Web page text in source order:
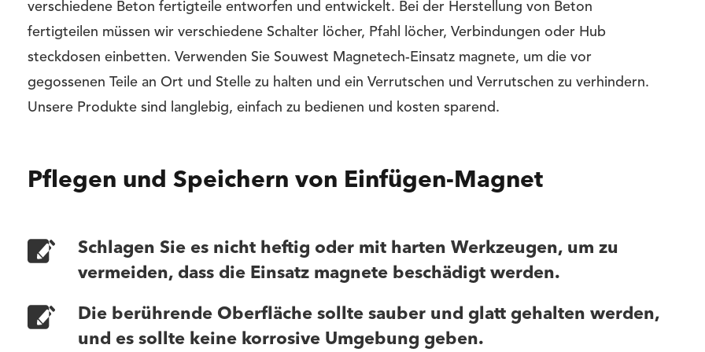
verschiedene Beton fertigteile entworfen und entwickelt. Bei der Herstellung von Beton
fertigteilen müssen wir verschiedene Schalter löcher, Pfahl löcher, Verbindungen oder Hub
steckdosen einbetten. Verwenden Sie Souwest Magnetech-Einsatz magnete, um die vor
gegossenen Teile an Ort und Stelle zu halten und ein Verrutschen und Verrutschen zu verhindern.
Unsere Produkte sind langlebig, einfach zu bedienen und kosten sparend.
Pflegen und Speichern von Einfügen-Magnet
Schlagen Sie es nicht heftig oder mit harten Werkzeugen, um zu
vermeiden, dass die Einsatz magnete beschädigt werden.
Die berührende Oberfläche sollte sauber und glatt gehalten werden,
und es sollte keine korrosive Umgebung geben.